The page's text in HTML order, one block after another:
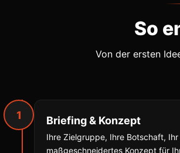
So
Von der ersten
1 Briefing & Konzept
Ihre Zielgruppe, Ihre Botschaft,
maßgeschneidertes Konzept für